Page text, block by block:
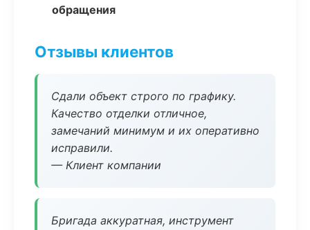
обращения
Отзывы клиентов
Сдали объект строго по графику.
Качество отделки отличное,
замечаний минимум и их оперативно
исправили.
— Клиент компании
Бригада аккуратная, инструмент